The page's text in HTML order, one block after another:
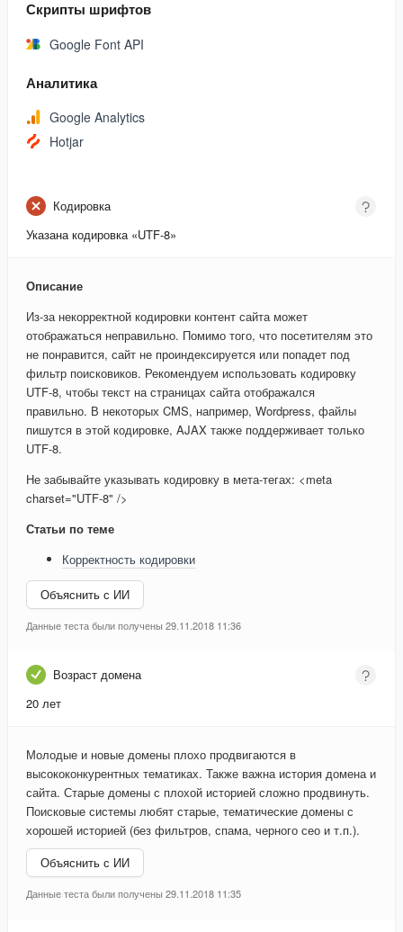
Скрипты шрифтов
Google Font API
Аналитика
Google Analytics
Hotjar
Кодировка
Указана кодировка «UTF-8»
Описание
Из-за некорректной кодировки контент сайта может
отображаться неправильно. Помимо того, что посетителям это
не понравится, сайт не проиндексируется или попадет под
фильтр поисковиков. Рекомендуем использовать кодировку
UTF-8, чтобы текст на страницах сайта отображался
правильно. В некоторых CMS, например, Wordpress, файлы
пишутся в этой кодировке, AJAX также поддерживает только
UTF-8.
Не забывайте указывать кодировку в мета-тегах: <meta
charset="UTF-8" />
Статьи по теме
Корректность кодировки
Объяснить с ИИ
Данные теста были получены 29.11.2018 11:36
Возраст домена
20 лет
Молодые и новые домены плохо продвигаются в
высококонкурентных тематиках. Также важна история домена и
сайта. Старые домены с плохой историей сложно продвинуть.
Поисковые системы любят старые, тематические домены с
хорошей историей (без фильтров, спама, черного сео и т.п.).
Объяснить с ИИ
Данные теста были получены 29.11.2018 11:35